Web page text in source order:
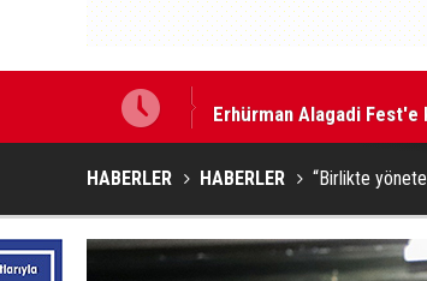
Erhürman Alagadi Fest'e
HABERLER HABERLER “Birlikte